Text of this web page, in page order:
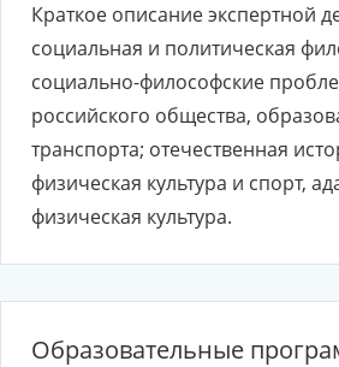
Краткое описание экспертной
социальная и политическая
социально-философские
российского общества,
транспорта; отечественная
физическая культура и спорт,
физическая культура.
Образовательные